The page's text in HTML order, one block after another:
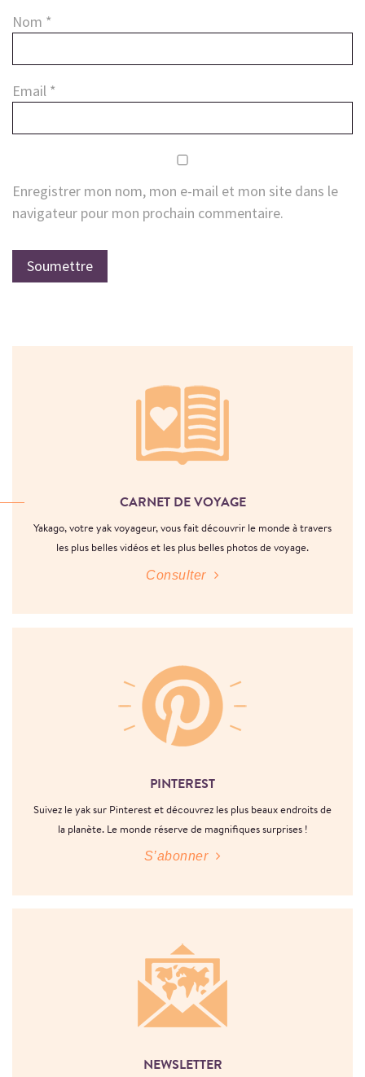
Nom *
Email *
Enregistrer mon nom, mon e-mail et mon site dans le
navigateur pour mon prochain commentaire.
CARNET DE VOYAGE
Yakago, votre yak voyageur, vous fait découvrir le monde à travers
les plus belles vidéos et les plus belles photos de voyage.
Consulter
PINTEREST
Suivez le yak sur Pinterest et découvrez les plus beaux endroits de
la planète. Le monde réserve de magnifiques surprises !
S’abonner
NEWSLETTER